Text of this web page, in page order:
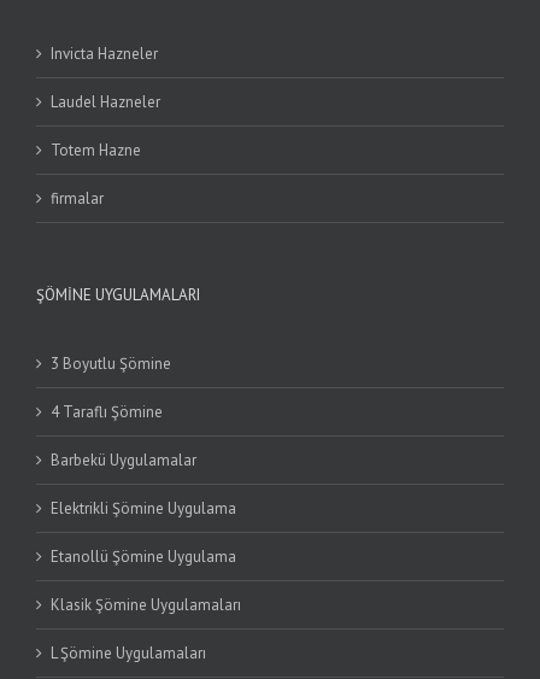
Invicta Hazneler
Laudel Hazneler
Totem Hazne
firmalar
ŞÖMINE UYGULAMALARI
3 Boyutlu Şömine
4 Taraflı Şömine
Barbekü Uygulamalar
Elektrikli Şömine Uygulama
Etanollü Şömine Uygulama
Klasik Şömine Uygulamaları
L Şömine Uygulamaları